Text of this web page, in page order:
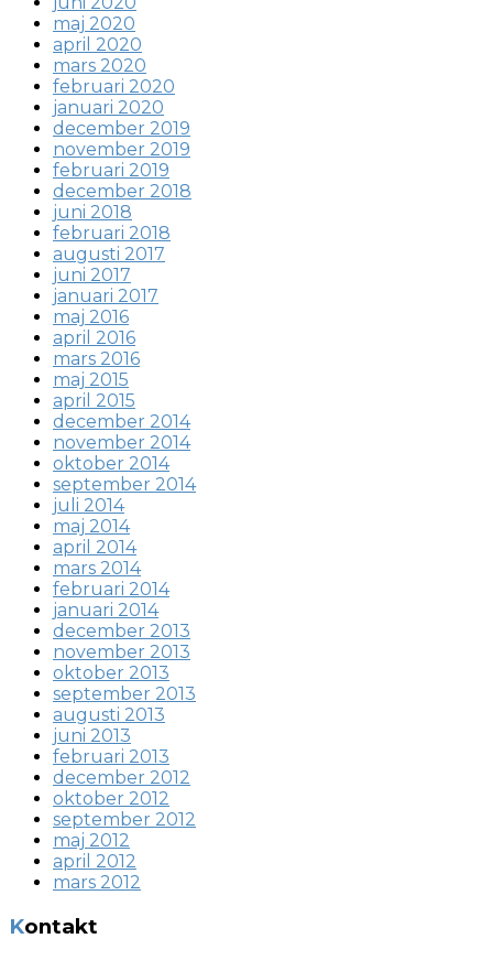
maj 2020
april 2020
mars 2020
februari 2020
januari 2020
december 2019
november 2019
februari 2019
december 2018
juni 2018
februari 2018
augusti 2017
juni 2017
januari 2017
maj 2016
april 2016
mars 2016
maj 2015
april 2015
december 2014
november 2014
oktober 2014
september 2014
juli 2014
maj 2014
april 2014
mars 2014
februari 2014
januari 2014
december 2013
november 2013
oktober 2013
september 2013
augusti 2013
juni 2013
februari 2013
december 2012
oktober 2012
september 2012
maj 2012
april 2012
mars 2012
Kontakt